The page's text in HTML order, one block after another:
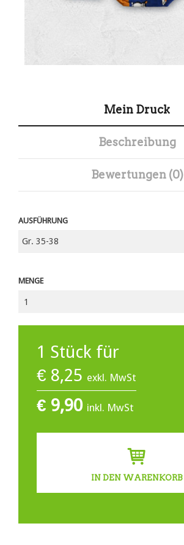
Mein Druck
Beschreibung
Bewertungen (0)
AUSFÜHRUNG
MENGE
1 Stück für
€ 8,25 exkl. MwSt
€ 9,90 inkl. MwSt
IN DEN WARENKORB